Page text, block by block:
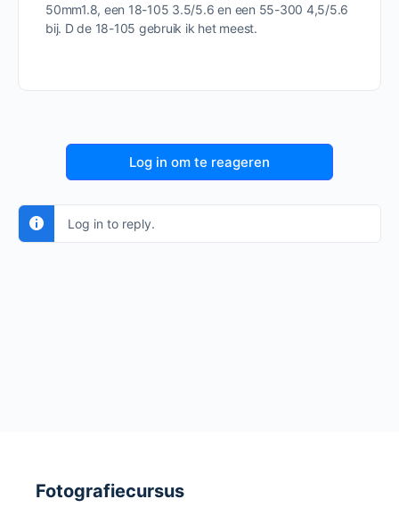
50mm1.8, een 18-105 3.5/5.6 en een 55-300 4,5/5.6
bij. D de 18-105 gebruik ik het meest.
Log in om te reageren
Log in to reply.
Fotografiecursus